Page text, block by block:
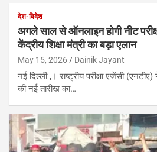
देश-विदेश
अगले साल से ऑनलाइन होगी नीट
केंद्रीय शिक्षा मंत्री का बड़ा एलान
May 15, 2026 Dainik Jayant
नई दिल्ली ,। राष्ट्रीय परीक्षा एजेंसी
की नई तारीख का…